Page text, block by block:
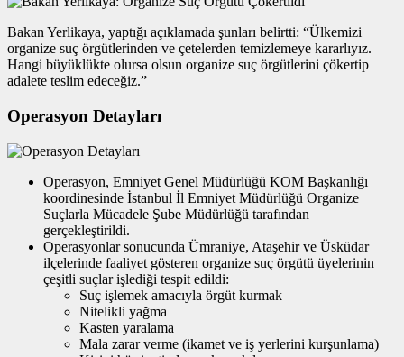
Bakan Yerlikaya, yaptığı açıklamada şunları belirtti: “Ülkemizi
organize suç örgütlerinden ve çetelerden temizlemeye kararlıyız.
Hangi büyüklükte olursa olsun organize suç örgütlerini çökertip
adalete teslim edeceğiz.”
Operasyon Detayları
Operasyon, Emniyet Genel Müdürlüğü KOM Başkanlığı
koordinesinde İstanbul İl Emniyet Müdürlüğü Organize
Suçlarla Mücadele Şube Müdürlüğü tarafından
gerçekleştirildi.
Operasyonlar sonucunda Ümraniye, Ataşehir ve Üsküdar
ilçelerinde faaliyet gösteren organize suç örgütü üyelerinin
çeşitli suçlar işlediği tespit edildi:
Suç işlemek amacıyla örgüt kurmak
Nitelikli yağma
Kasten yaralama
Mala zarar verme (ikamet ve iş yerlerini kurşunlama)